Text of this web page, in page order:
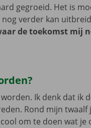
gegroeid. Het is
verder kan
de toekomst mij
worden. Ik denk dat ik
Rond mijn twaalf
om te doen wat je